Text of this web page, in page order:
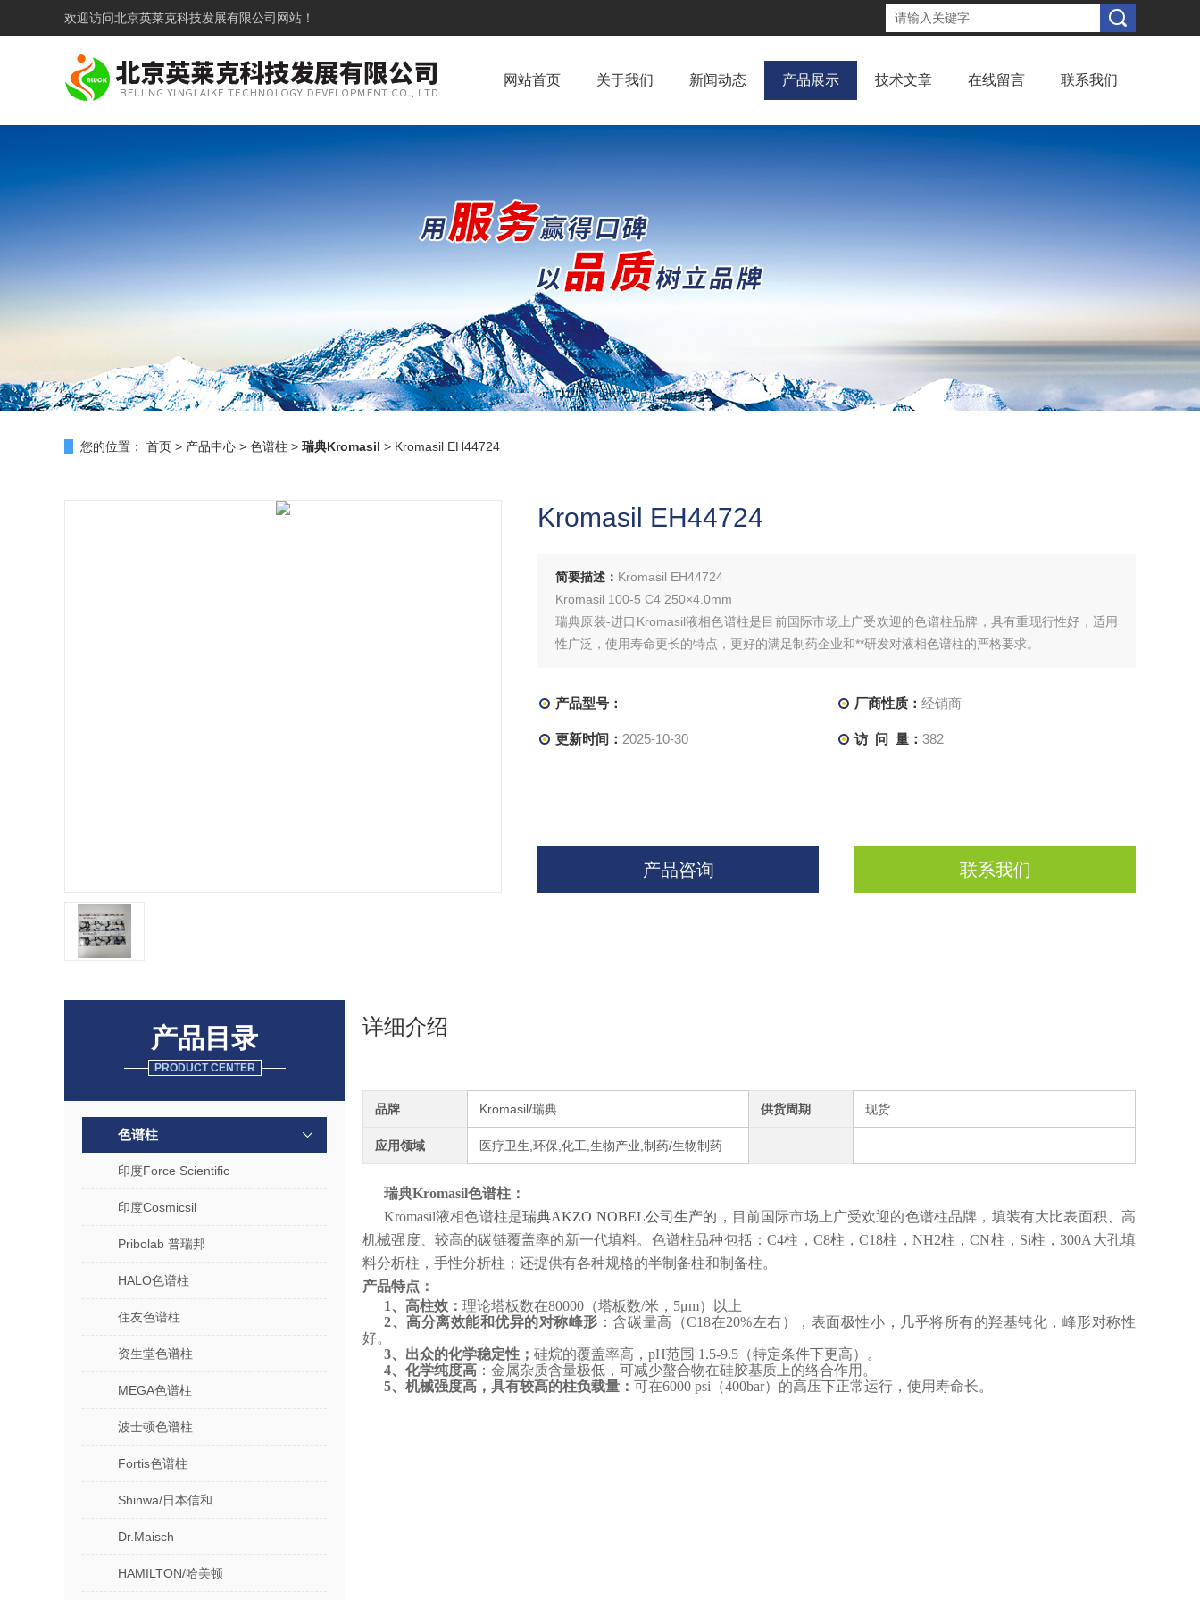
欢迎访问北京英莱克科技发展有限公司网站！
网站首页 关于我们 新闻动态 产品展示 技术文章 在线留言 联系我们
您的位置： 首页 > 产品中心 > 色谱柱 > 瑞典Kromasil > Kromasil EH44724
Kromasil EH44724
简要描述： Kromasil EH44724
Kromasil 100-5 C4 250×4.0mm
瑞典原装-进口Kromasil液相色谱柱是目前国际市场上广受欢迎的色谱柱品牌，具有重现行性好，适用
性广泛，使用寿命更长的特点，更好的满足制药企业和**研发对液相色谱柱的严格要求。
产品型号： 厂商性质： 经销商
更新时间： 2025-10-30 访 问 量： 382
产品咨询 联系我们
产品目录
PRODUCT CENTER
色谱柱
印度Force Scientific
印度Cosmicsil
Pribolab 普瑞邦
HALO色谱柱
住友色谱柱
资生堂色谱柱
MEGA色谱柱
波士顿色谱柱
Fortis色谱柱
Shinwa/日本信和
Dr.Maisch
HAMILTON/哈美顿
详细介绍
品牌 Kromasil/瑞典 供货周期 现货
应用领域 医疗卫生,环保,化工,生物产业,制药/生物制药
瑞典Kromasil色谱柱 ：
Kromasil液相色谱柱是瑞典AKZO NOBEL公司生产的， 目前国际市场上广受欢迎的色谱柱品牌，填装有大比表面积、高
机械强度、较高的碳链覆盖率的新一代填料。色谱柱品种包括：C4柱，C8柱，C18柱，NH2柱，CN柱，Si柱，300A大孔填
料分析柱，手性分析柱；还提供有各种规格的半制备柱和制备柱。
产品特点：
1、高柱效： 理论塔板数在80000（塔板数/米，5μm）以上
2、高分离效能和优异的对称峰形 ：含碳量高（C18在20%左右），表面极性小，几乎将所有的羟基钝化， 峰形对称性
好。
3、出众的化学稳定性； 硅烷的覆盖率高，pH范围 1.5-9.5（特定条件下更高）。
4、化学纯度高 ：金属杂质含量极低，可减少螯合物在硅胶基质上的络合作用。
5、机械强度高，具有较高的柱负载量： 可在6000 psi（400bar）的高压下正常运行，使用寿命长。